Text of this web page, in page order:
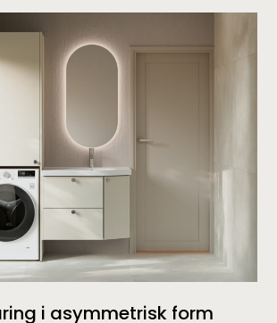
i asymmetrisk form